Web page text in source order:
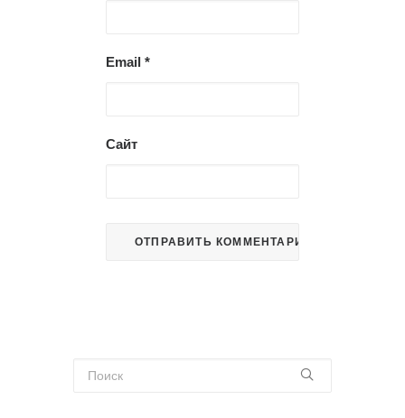
Email *
Сайт